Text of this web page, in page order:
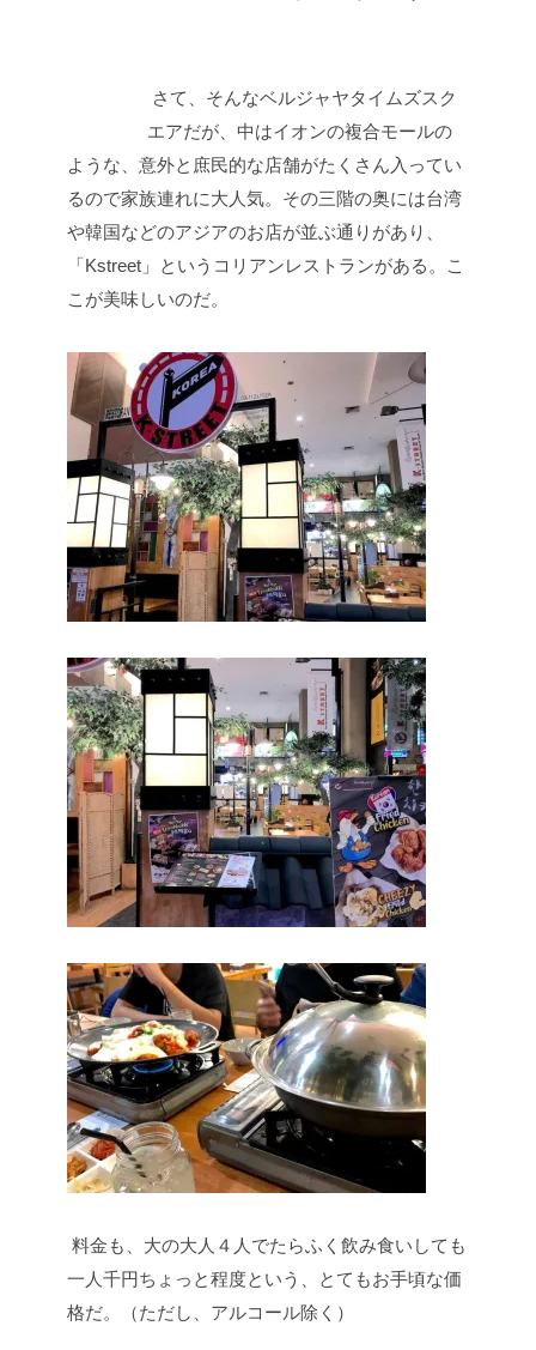
さて、そんなベルジャヤタイムズスク
エアだが、中はイオンの複合モールの
ような、意外と庶民的な店舗がたくさん入ってい
るので家族連れに大人気。その三階の奥には台湾
や韓国などのアジアのお店が並ぶ通りがあり、
「Kstreet」というコリアンレストランがある。こ
こが美味しいのだ。
料金も、大の大人４人でたらふく飲み食いしても
一人千円ちょっと程度という、とてもお手頃な価
格だ。（ただし、アルコール除く）